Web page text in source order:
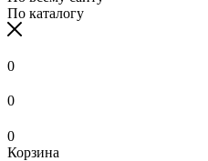
По каталогу
0
0
0
Корзина